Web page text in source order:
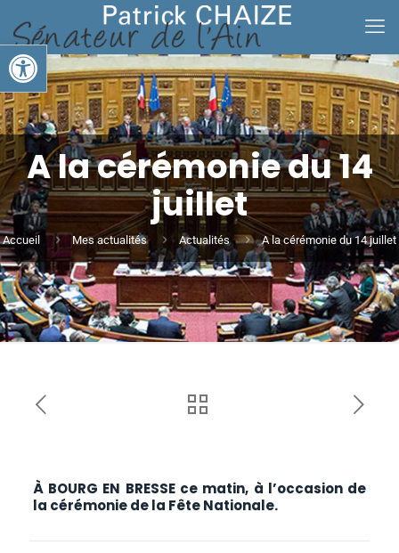
Ouvrir la barre d’outils
A la cérémonie du 14
juillet
Accueil Mes actualités Actualités A la cérémonie du 14 juillet
À BOURG EN BRESSE ce matin, à l’occasion de
la cérémonie de la Fête Nationale.